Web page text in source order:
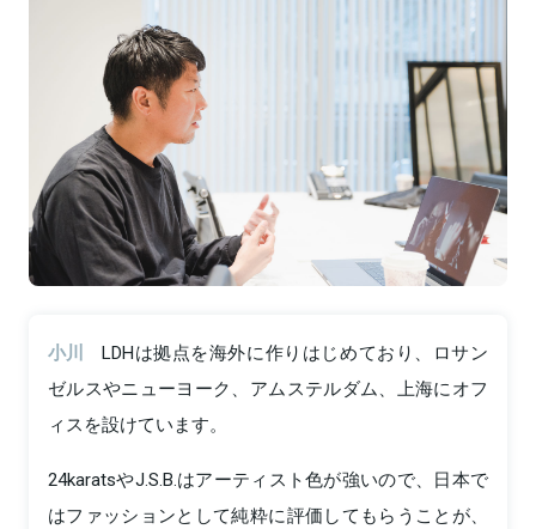
小川
LDHは拠点を海外に作りはじめており、ロサン
ゼルスやニューヨーク、アムステルダム、上海にオフ
ィスを設けています。
24karatsやJ.S.B.はアーティスト色が強いので、日本で
はファッションとして純粋に評価してもらうことが、